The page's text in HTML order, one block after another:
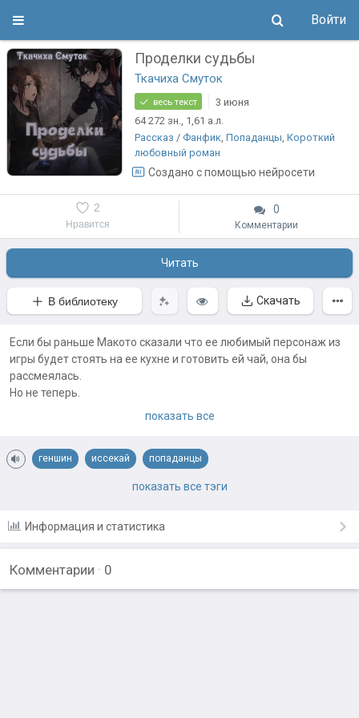
Войти
Проделки судьбы
Ткачиха Смуток
весь текст
3 июня
64 272 зн., 1,61 а.л.
Рассказ / Фанфик, Попаданцы, Короткий
любовный роман
Создано с помощью нейросети
Нравится
2 0
Комментарии
Читать
В библиотеку Скачать
Если бы раньше Макото сказали что ее любимый персонаж из
игры будет стоять на ее кухне и готовить ей чай, она бы
рассмеялась.
Но не теперь.
причесать текст (так как взрослая жизнь не щадит никого и
показать все
геншин иссекай попаданцы
попаданцы в магический мир романтика
показать все тэги
Информация и статистика
Комментарии · 0